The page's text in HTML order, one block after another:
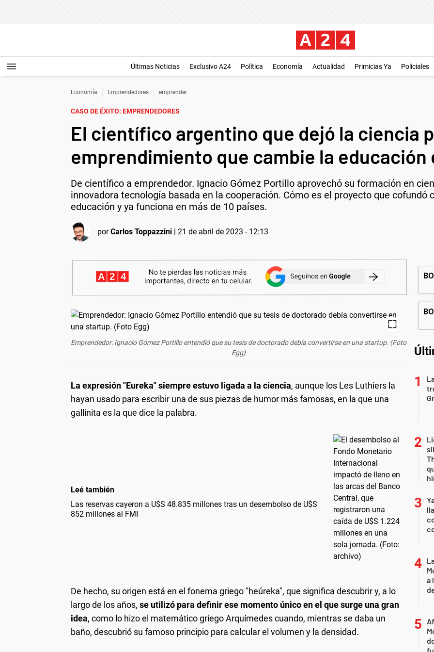
Últimas Noticias Exclusivo A24 Política Economía Actualidad Primicias Ya Policiales
Economía Emprendedores emprender
CASO DE ÉXITO: EMPRENDEDORES
El científico argentino que dejó la ciencia
emprendimiento que cambie la educación
De científico a emprendedor. Ignacio Gómez Portillo aprovechó su formación en
innovadora tecnología basada en la cooperación. Cómo es el proyecto que cofundó
educación y ya funciona en más de 10 países.
porCarlos Toppazzini | 21 de abril de 2023 - 12:13
Emprendedor: Ignacio Gómez Portillo entendió que su tesis de doctorado debía convertirse en una startup. (Foto
Egg)
La expresión "Eureka" siempre estuvo ligada a la ciencia, aunque los Les Luthiers la
hayan usado para escribir una de sus piezas de humor más famosas, en la que una
gallinita es la que dice la palabra.
Leé también
Las reservas cayeron a U$S 48.835 millones tras un desembolso de U$S
852 millones al FMI
De hecho, su origen está en el fonema griego "heúreka", que significa descubrir y, a lo
largo de los años, se utilizó para definir ese momento único en el que surge una gran
idea, como lo hizo el matemático griego Arquímedes cuando, mientras se daba un
baño, descubrió su famoso principio para calcular el volumen y la densidad.
a